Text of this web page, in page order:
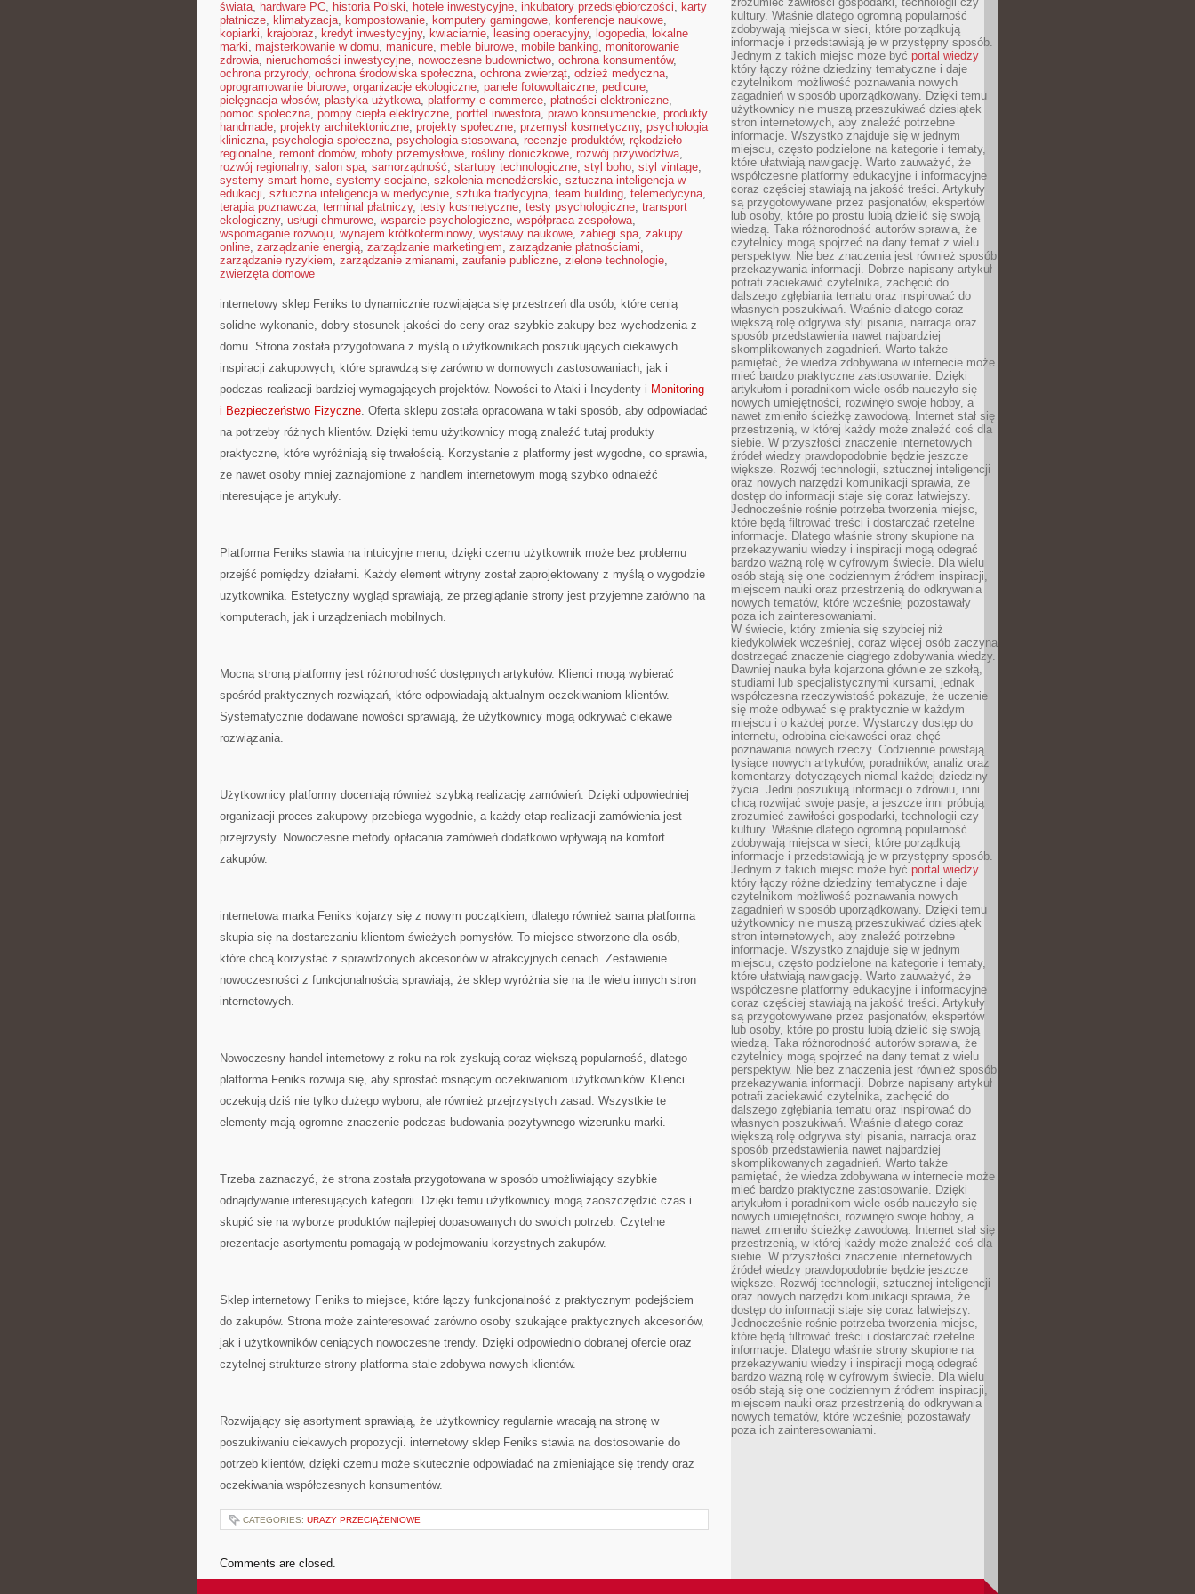
świata, hardware PC, historia Polski, hotele inwestycyjne, inkubatory przedsiębiorczości, karty
płatnicze, klimatyzacja, kompostowanie, komputery gamingowe, konferencje naukowe,
kopiarki, krajobraz, kredyt inwestycyjny, kwiaciarnie, leasing operacyjny, logopedia, lokalne
marki, majsterkowanie w domu, manicure, meble biurowe, mobile banking, monitorowanie
zdrowia, nieruchomości inwestycyjne, nowoczesne budownictwo, ochrona konsumentów,
ochrona przyrody, ochrona środowiska społeczna, ochrona zwierząt, odzież medyczna,
oprogramowanie biurowe, organizacje ekologiczne, panele fotowoltaiczne, pedicure,
pielęgnacja włosów, plastyka użytkowa, platformy e-commerce, płatności elektroniczne,
pomoc społeczna, pompy ciepła elektryczne, portfel inwestora, prawo konsumenckie, produkty
handmade, projekty architektoniczne, projekty społeczne, przemysł kosmetyczny, psychologia
kliniczna, psychologia społeczna, psychologia stosowana, recenzje produktów, rękodzieło
regionalne, remont domów, roboty przemysłowe, rośliny doniczkowe, rozwój przywództwa,
rozwój regionalny, salon spa, samorządność, startupy technologiczne, styl boho, styl vintage,
systemy smart home, systemy socjalne, szkolenia menedżerskie, sztuczna inteligencja w
edukacji, sztuczna inteligencja w medycynie, sztuka tradycyjna, team building, telemedycyna,
terapia poznawcza, terminal płatniczy, testy kosmetyczne, testy psychologiczne, transport
ekologiczny, usługi chmurowe, wsparcie psychologiczne, współpraca zespołowa,
wspomaganie rozwoju, wynajem krótkoterminowy, wystawy naukowe, zabiegi spa, zakupy
online, zarządzanie energią, zarządzanie marketingiem, zarządzanie płatnościami,
zarządzanie ryzykiem, zarządzanie zmianami, zaufanie publiczne, zielone technologie,
zwierzęta domowe
internetowy sklep Feniks to dynamicznie rozwijająca się przestrzeń dla osób, które cenią
solidne wykonanie, dobry stosunek jakości do ceny oraz szybkie zakupy bez wychodzenia z
domu. Strona została przygotowana z myślą o użytkownikach poszukujących ciekawych
inspiracji zakupowych, które sprawdzą się zarówno w domowych zastosowaniach, jak i
podczas realizacji bardziej wymagających projektów. Nowości to Ataki i Incydenty i Monitoring
i Bezpieczeństwo Fizyczne. Oferta sklepu została opracowana w taki sposób, aby odpowiadać
na potrzeby różnych klientów. Dzięki temu użytkownicy mogą znaleźć tutaj produkty
praktyczne, które wyróżniają się trwałością. Korzystanie z platformy jest wygodne, co sprawia,
że nawet osoby mniej zaznajomione z handlem internetowym mogą szybko odnaleźć
interesujące je artykuły.
Platforma Feniks stawia na intuicyjne menu, dzięki czemu użytkownik może bez problemu
przejść pomiędzy działami. Każdy element witryny został zaprojektowany z myślą o wygodzie
użytkownika. Estetyczny wygląd sprawiają, że przeglądanie strony jest przyjemne zarówno na
komputerach, jak i urządzeniach mobilnych.
Mocną stroną platformy jest różnorodność dostępnych artykułów. Klienci mogą wybierać
spośród praktycznych rozwiązań, które odpowiadają aktualnym oczekiwaniom klientów.
Systematycznie dodawane nowości sprawiają, że użytkownicy mogą odkrywać ciekawe
rozwiązania.
Użytkownicy platformy doceniają również szybką realizację zamówień. Dzięki odpowiedniej
organizacji proces zakupowy przebiega wygodnie, a każdy etap realizacji zamówienia jest
przejrzysty. Nowoczesne metody opłacania zamówień dodatkowo wpływają na komfort
zakupów.
internetowa marka Feniks kojarzy się z nowym początkiem, dlatego również sama platforma
skupia się na dostarczaniu klientom świeżych pomysłów. To miejsce stworzone dla osób,
które chcą korzystać z sprawdzonych akcesoriów w atrakcyjnych cenach. Zestawienie
nowoczesności z funkcjonalnością sprawiają, że sklep wyróżnia się na tle wielu innych stron
internetowych.
Nowoczesny handel internetowy z roku na rok zyskują coraz większą popularność, dlatego
platforma Feniks rozwija się, aby sprostać rosnącym oczekiwaniom użytkowników. Klienci
oczekują dziś nie tylko dużego wyboru, ale również przejrzystych zasad. Wszystkie te
elementy mają ogromne znaczenie podczas budowania pozytywnego wizerunku marki.
Trzeba zaznaczyć, że strona została przygotowana w sposób umożliwiający szybkie
odnajdywanie interesujących kategorii. Dzięki temu użytkownicy mogą zaoszczędzić czas i
skupić się na wyborze produktów najlepiej dopasowanych do swoich potrzeb. Czytelne
prezentacje asortymentu pomagają w podejmowaniu korzystnych zakupów.
Sklep internetowy Feniks to miejsce, które łączy funkcjonalność z praktycznym podejściem
do zakupów. Strona może zainteresować zarówno osoby szukające praktycznych akcesoriów,
jak i użytkowników ceniących nowoczesne trendy. Dzięki odpowiednio dobranej ofercie oraz
czytelnej strukturze strony platforma stale zdobywa nowych klientów.
Rozwijający się asortyment sprawiają, że użytkownicy regularnie wracają na stronę w
poszukiwaniu ciekawych propozycji. internetowy sklep Feniks stawia na dostosowanie do
potrzeb klientów, dzięki czemu może skutecznie odpowiadać na zmieniające się trendy oraz
oczekiwania współczesnych konsumentów.
CATEGORIES: URAZY PRZECIĄŻENIOWE
Comments are closed.
kultury. Właśnie dlatego ogromną popularność
zdobywają miejsca w sieci, które porządkują
informacje i przedstawiają je w przystępny sposób.
Jednym z takich miejsc może być portal wiedzy
który łączy różne dziedziny tematyczne i daje
czytelnikom możliwość poznawania nowych
zagadnień w sposób uporządkowany. Dzięki temu
użytkownicy nie muszą przeszukiwać dziesiątek
stron internetowych, aby znaleźć potrzebne
informacje. Wszystko znajduje się w jednym
miejscu, często podzielone na kategorie i tematy,
które ułatwiają nawigację. Warto zauważyć, że
współczesne platformy edukacyjne i informacyjne
coraz częściej stawiają na jakość treści. Artykuły
są przygotowywane przez pasjonatów, ekspertów
lub osoby, które po prostu lubią dzielić się swoją
wiedzą. Taka różnorodność autorów sprawia, że
czytelnicy mogą spojrzeć na dany temat z wielu
perspektyw. Nie bez znaczenia jest również sposób
przekazywania informacji. Dobrze napisany artykuł
potrafi zaciekawić czytelnika, zachęcić do
dalszego zgłębiania tematu oraz inspirować do
własnych poszukiwań. Właśnie dlatego coraz
większą rolę odgrywa styl pisania, narracja oraz
sposób przedstawienia nawet najbardziej
skomplikowanych zagadnień. Warto także
pamiętać, że wiedza zdobywana w internecie może
mieć bardzo praktyczne zastosowanie. Dzięki
artykułom i poradnikom wiele osób nauczyło się
nowych umiejętności, rozwinęło swoje hobby, a
nawet zmieniło ścieżkę zawodową. Internet stał się
przestrzenią, w której każdy może znaleźć coś dla
siebie. W przyszłości znaczenie internetowych
źródeł wiedzy prawdopodobnie będzie jeszcze
większe. Rozwój technologii, sztucznej inteligencji
oraz nowych narzędzi komunikacji sprawia, że
dostęp do informacji staje się coraz łatwiejszy.
Jednocześnie rośnie potrzeba tworzenia miejsc,
które będą filtrować treści i dostarczać rzetelne
informacje. Dlatego właśnie strony skupione na
przekazywaniu wiedzy i inspiracji mogą odegrać
bardzo ważną rolę w cyfrowym świecie. Dla wielu
osób stają się one codziennym źródłem inspiracji,
miejscem nauki oraz przestrzenią do odkrywania
nowych tematów, które wcześniej pozostawały
poza ich zainteresowaniami.
W świecie, który zmienia się szybciej niż
kiedykolwiek wcześniej, coraz więcej osób zaczyna
dostrzegać znaczenie ciągłego zdobywania wiedzy.
Dawniej nauka była kojarzona głównie ze szkołą,
studiami lub specjalistycznymi kursami, jednak
współczesna rzeczywistość pokazuje, że uczenie
się może odbywać się praktycznie w każdym
miejscu i o każdej porze. Wystarczy dostęp do
internetu, odrobina ciekawości oraz chęć
poznawania nowych rzeczy. Codziennie powstają
tysiące nowych artykułów, poradników, analiz oraz
komentarzy dotyczących niemal każdej dziedziny
życia. Jedni poszukują informacji o zdrowiu, inni
chcą rozwijać swoje pasje, a jeszcze inni próbują
zrozumieć zawiłości gospodarki, technologii czy
kultury. Właśnie dlatego ogromną popularność
zdobywają miejsca w sieci, które porządkują
informacje i przedstawiają je w przystępny sposób.
Jednym z takich miejsc może być portal wiedzy
który łączy różne dziedziny tematyczne i daje
czytelnikom możliwość poznawania nowych
zagadnień w sposób uporządkowany. Dzięki temu
użytkownicy nie muszą przeszukiwać dziesiątek
stron internetowych, aby znaleźć potrzebne
informacje. Wszystko znajduje się w jednym
miejscu, często podzielone na kategorie i tematy,
które ułatwiają nawigację. Warto zauważyć, że
współczesne platformy edukacyjne i informacyjne
coraz częściej stawiają na jakość treści. Artykuły
są przygotowywane przez pasjonatów, ekspertów
lub osoby, które po prostu lubią dzielić się swoją
wiedzą. Taka różnorodność autorów sprawia, że
czytelnicy mogą spojrzeć na dany temat z wielu
perspektyw. Nie bez znaczenia jest również sposób
przekazywania informacji. Dobrze napisany artykuł
potrafi zaciekawić czytelnika, zachęcić do
dalszego zgłębiania tematu oraz inspirować do
własnych poszukiwań. Właśnie dlatego coraz
większą rolę odgrywa styl pisania, narracja oraz
sposób przedstawienia nawet najbardziej
skomplikowanych zagadnień. Warto także
pamiętać, że wiedza zdobywana w internecie może
mieć bardzo praktyczne zastosowanie. Dzięki
artykułom i poradnikom wiele osób nauczyło się
nowych umiejętności, rozwinęło swoje hobby, a
nawet zmieniło ścieżkę zawodową. Internet stał się
przestrzenią, w której każdy może znaleźć coś dla
siebie. W przyszłości znaczenie internetowych
źródeł wiedzy prawdopodobnie będzie jeszcze
większe. Rozwój technologii, sztucznej inteligencji
oraz nowych narzędzi komunikacji sprawia, że
dostęp do informacji staje się coraz łatwiejszy.
Jednocześnie rośnie potrzeba tworzenia miejsc,
które będą filtrować treści i dostarczać rzetelne
informacje. Dlatego właśnie strony skupione na
przekazywaniu wiedzy i inspiracji mogą odegrać
bardzo ważną rolę w cyfrowym świecie. Dla wielu
osób stają się one codziennym źródłem inspiracji,
miejscem nauki oraz przestrzenią do odkrywania
nowych tematów, które wcześniej pozostawały
poza ich zainteresowaniami.